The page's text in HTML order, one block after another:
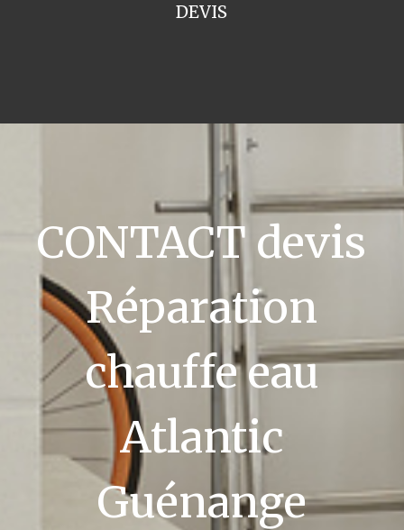
DEVIS
CONTACT devis
Réparation
chauffe eau
Atlantic
Guénange